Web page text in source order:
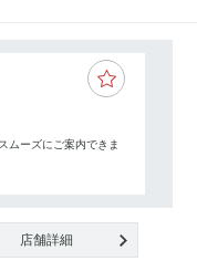
ムーズにご案内できま
店舗詳細